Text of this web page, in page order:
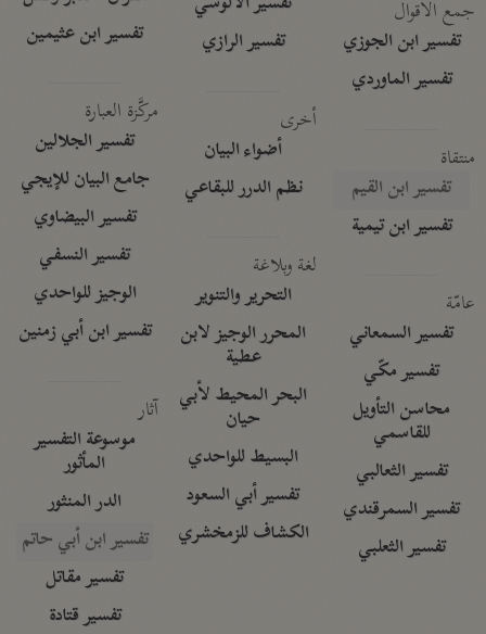
جمع الأقوال
تفسير ابن الجوزي
تفسير الماوردي
منتقاة
تفسير ابن القيم
تفسير ابن تيمية
عامّة
تفسير السمعاني
تفسير مكّي
محاسن التأويل
للقاسمي
تفسير الثعالبي
تفسير السمرقندي
تفسير الثعلبي
تفسير الرازي
أخرى
أضواء البيان
نظم الدرر للبقاعي
لغة وبلاغة
التحرير والتنوير
المحرر الوجيز لابن
عطية
البحر المحيط لأبي
حيان
البسيط للواحدي
تفسير أبي السعود
الكشاف للزمخشري
تفسير ابن عثيمين
مركَّزة العبارة
تفسير الجلالين
جامع البيان للإيجي
تفسير البيضاوي
تفسير النسفي
الوجيز للواحدي
تفسير ابن أبي زمنين
آثار
موسوعة التفسير
المأثور
الدر المنثور
تفسير ابن أبي حاتم
تفسير مقاتل
تفسير قتادة